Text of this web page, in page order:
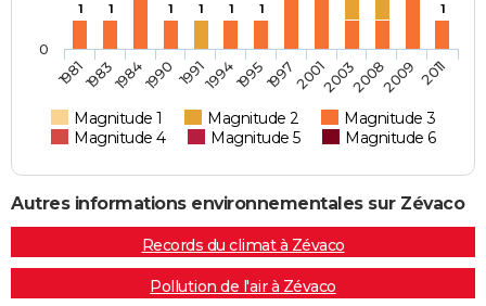
1 1 1 1 1 1
1
Magnitude 1 Magnitude 2
Magnitude 3
Magnitude 4
Magnitude 5 Magnitude 6
1981198319841990 19911994199519972001200320082009 2011
0
Autres informations environnementales sur Zévaco
Records du climat à Zévaco
Pollution de l'air à Zévaco